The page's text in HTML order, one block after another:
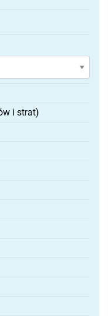
i strat)